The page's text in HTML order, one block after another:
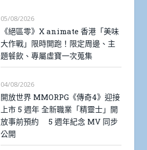
05/08/2026
《絕區零》X animate 香港「美味
大作戰」限時開跑！限定周邊、主
題餐飲、專屬虛寶一次蒐集
04/08/2026
開放世界 MMORPG《傳奇4》迎接
上市 5 週年 全新職業「精靈士」開
放事前預約 5 週年紀念 MV 同步
公開